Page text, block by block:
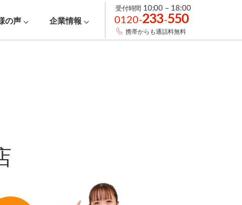
の声 企業情報
受付時間 10:00 – 18:00
0120-233-550
携帯からも通話料無料